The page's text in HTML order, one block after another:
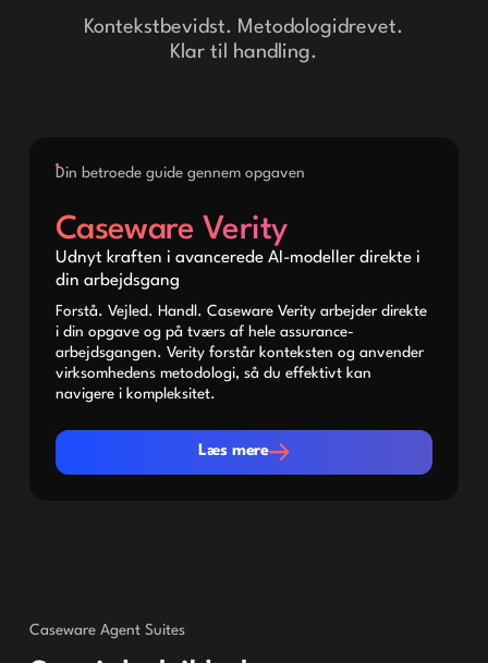
Kontekstbevidst. Metodologidrevet.
Klar til handling.
Din betroede guide gennem opgaven
Caseware Verity
Udnyt kraften i avancerede AI-modeller direkte i
din arbejdsgang
Forstå. Vejled. Handl. Caseware Verity arbejder direkte
i din opgave og på tværs af hele assurance-
arbejdsgangen. Verity forstår konteksten og anvender
virksomhedens metodologi, så du effektivt kan
navigere i kompleksitet.
Læs mere
Læs mere
Caseware Agent Suites